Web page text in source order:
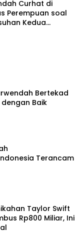
Curhat di
Perempuan soal
Kedua
Bertekad
Baik
Terancam
Taylor Swift
Rp800 Miliar, Ini